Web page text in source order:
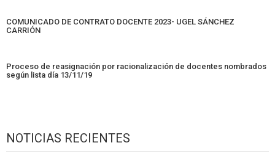
COMUNICADO DE CONTRATO DOCENTE 2023- UGEL SÁNCHEZ
CARRIÓN
Proceso de reasignación por racionalización de docentes nombrados
según lista día 13/11/19
NOTICIAS RECIENTES